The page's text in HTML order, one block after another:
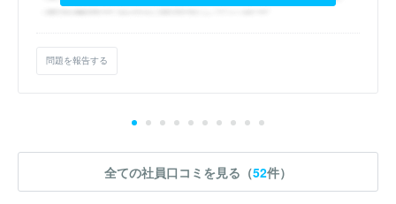
問題を報告する
全ての社員口コミを見る（52件）